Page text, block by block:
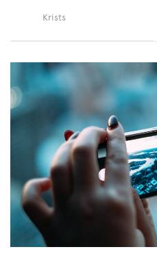
Krists